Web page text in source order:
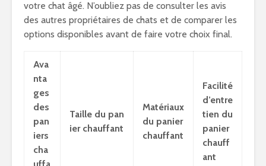
votre chat âgé. N’oubliez pas de consulter les avis
des autres propriétaires de chats et de comparer les
options disponibles avant de faire votre choix final.
Ava
nta
ges
des
pan
iers
cha
Taille du pan
ier chauffant
Matériaux
du panier
chauffant
Facilité
d’entre
tien du
panier
chauff
ant